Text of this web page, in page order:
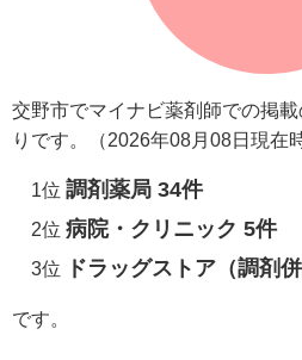
交野市でマイナビ薬剤師での掲
りです。（2026年08月08日現在
1位 調剤薬局 34件
2位 病院・クリニック 5件
3位 ドラッグストア（調剤
です。